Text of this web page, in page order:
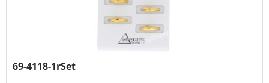
69-4118-1rSet